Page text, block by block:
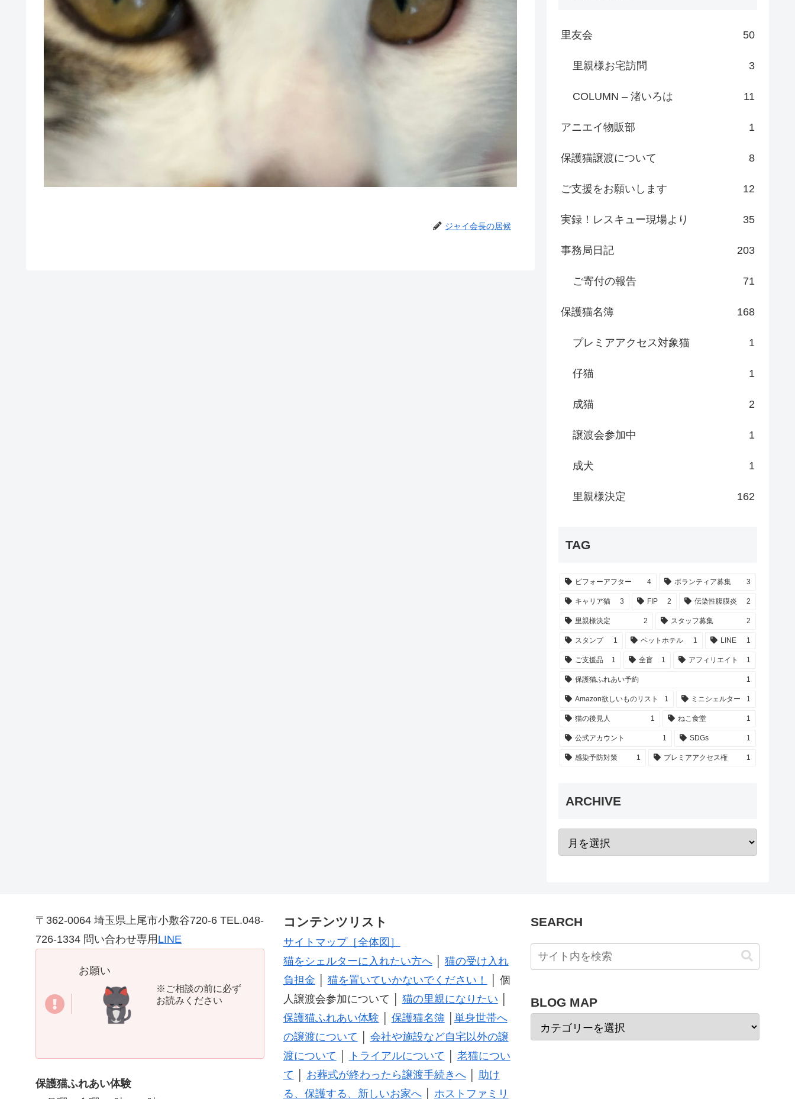
ジャイ会長の居候
里友会 50
里親様お宅訪問 3
COLUMN – 渚いろは 11
アニエイ物販部 1
保護猫譲渡について 8
ご支援をお願いします 12
実録！レスキュー現場より 35
事務局日記 203
ご寄付の報告 71
保護猫名簿 168
プレミアアクセス対象猫 1
仔猫 1
成猫 2
譲渡会参加中 1
成犬 1
里親様決定 162
TAG
ビフォーアフター 4 ボランティア募集 3
キャリア猫 3 FIP 2 伝染性腹膜炎 2
里親様決定 2 スタッフ募集 2
スタンプ 1 ペットホテル 1 LINE 1
ご支援品 1 全盲 1 アフィリエイト 1
保護猫ふれあい予約 1
Amazon欲しいものリスト 1 ミニシェルター 1
猫の後見人 1 ねこ食堂 1
公式アカウント 1 SDGs 1
感染予防対策 1 プレミアアクセス権 1
ARCHIVE
〒362-0064 埼玉県上尾市小敷谷720-6 TEL.048-
726-1334 問い合わせ専用 LINE
お願い
※ご相談の前に必ず
お読みください
保護猫ふれあい体験
コンテンツリスト
サイトマップ［全体図］
猫をシェルターに入れたい方へ│ 猫の受け入れ
負担金
猫を置いていかないでください！
│ 個
人譲渡会参加について │ 猫の里親になりたい
保護猫ふれあい体験
保護猫名簿│ 単身世帯へ
の譲渡について
会社や施設など自宅以外の譲
渡について
トライアルについて
老猫につい
て
お葬式が終わったら譲渡手続きへ│
助け
る、保護する、新しいお家へ│ ホストファミリ
SEARCH
BLOG MAP